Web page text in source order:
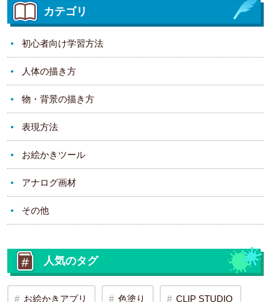
カテゴリ
初心者向け学習方法
人体の描き方
物・背景の描き方
表現方法
お絵かきツール
アナログ画材
その他
人気のタグ
お絵かきアプリ 色塗り CLIP STUDIO